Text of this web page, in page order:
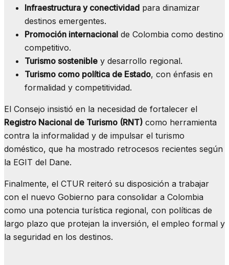
Infraestructura y conectividad para dinamizar
destinos emergentes.
Promoción internacional de Colombia como destino
competitivo.
Turismo sostenible y desarrollo regional.
Turismo como política de Estado, con énfasis en
formalidad y competitividad.
El Consejo insistió en la necesidad de fortalecer el
Registro Nacional de Turismo (RNT) como herramienta
contra la informalidad y de impulsar el turismo
doméstico, que ha mostrado retrocesos recientes según
la EGIT del Dane.
Finalmente, el CTUR reiteró su disposición a trabajar
con el nuevo Gobierno para consolidar a Colombia
como una potencia turística regional, con políticas de
largo plazo que protejan la inversión, el empleo formal y
la seguridad en los destinos.